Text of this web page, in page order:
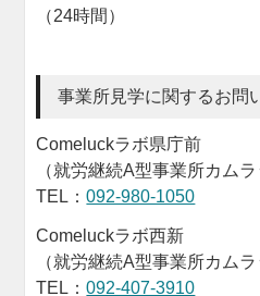
（24時間）
事業所見学に関するお問
Comeluckラボ県庁前
（就労継続A型事業所カムラ
TEL：092-980-1050
Comeluckラボ西新
（就労継続A型事業所カムラ
TEL：092-407-3910